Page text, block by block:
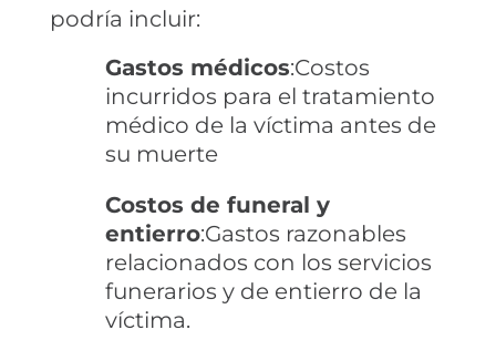
podría incluir:
Gastos médicos:Costos
incurridos para el tratamiento
médico de la víctima antes de
su muerte
Costos de funeral y
entierro:Gastos razonables
relacionados con los servicios
funerarios y de entierro de la
víctima.